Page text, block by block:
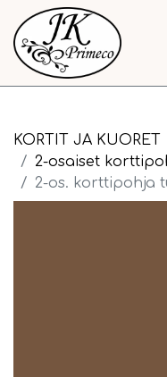
KORTIT JA KUORET
2-osaiset
2-os. korttipohja